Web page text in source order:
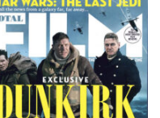
TOTAL FILM #260 –
SUMMER 2017